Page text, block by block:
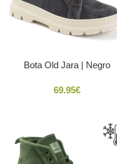
Bota Old Jara | Negro
69.95€